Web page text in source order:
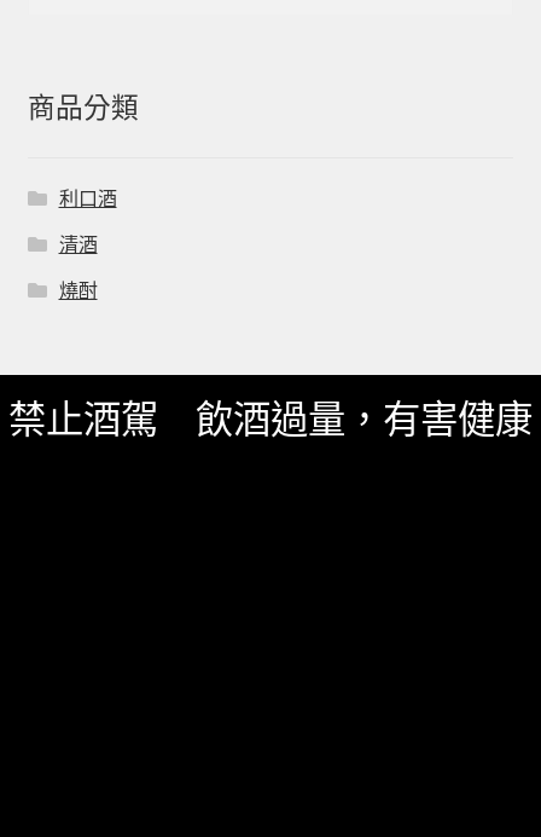
字:
商品分類
利口酒
清酒
燒酎
聯絡我們
禁止酒駕 飲酒過量，有害健康